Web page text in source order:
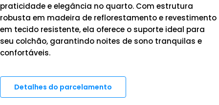
praticidade e elegância no quarto. Com estrutura
robusta em madeira de reflorestamento e revestimento
em tecido resistente, ela oferece o suporte ideal para
seu colchão, garantindo noites de sono tranquilas e
confortáveis.
Detalhes do parcelamento